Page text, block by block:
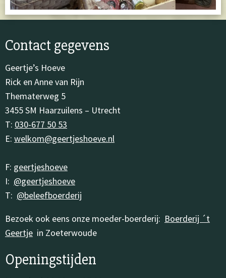
Contact gegevens
Geertje’s Hoeve
Rick en Anne van Rijn
Thematerweg 5
3455 SM Haarzuilens – Utrecht
T: 030-677 50 53
E: welkom@geertjeshoeve.nl
F: geertjeshoeve
I: @geertjeshoeve
T: @beleefboerderij
Bezoek ook eens onze moeder-boerderij: Boerderij ´t
Geertje in Zoeterwoude
Openingstijden